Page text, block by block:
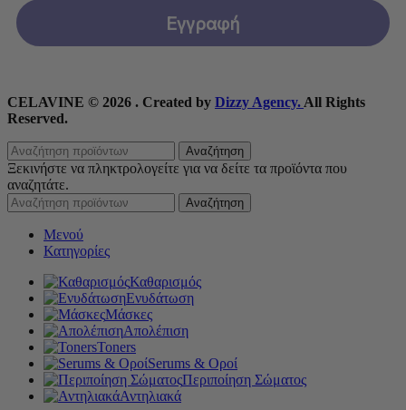
Εγγραφή
CELAVINE © 2026 . Created by Dizzy Agency. All Rights
Reserved.
Αναζήτηση
Ξεκινήστε να πληκτρολογείτε για να δείτε τα προϊόντα που
αναζητάτε.
Αναζήτηση
Μενού
Κατηγορίες
Καθαρισμός
Ενυδάτωση
Μάσκες
Απολέπιση
Toners
Serums & Οροί
Περιποίηση Σώματος
Αντηλιακά